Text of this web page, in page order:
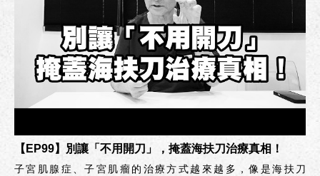
【EP99】別讓「不用開刀」，掩蓋海扶刀治療真相！
子宮肌腺症、子宮肌瘤的治療方式越來越多，像是海扶刀